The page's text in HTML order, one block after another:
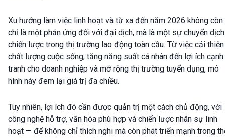
Xu hướng làm việc linh hoạt và từ xa đến năm 2026 không còn
chỉ là một phản ứng đối với đại dịch, mà là một sự chuyển dịch
chiến lược trong thị trường lao động toàn cầu. Từ việc cải thiện
chất lượng cuộc sống, tăng năng suất cá nhân đến lợi ích cạnh
tranh cho doanh nghiệp và mở rộng thị trường tuyển dụng, mô
hình này đem lại giá trị đa chiều.
Tuy nhiên, lợi ích đó cần được quản trị một cách chủ động, với
công nghệ hỗ trợ, văn hóa phù hợp và chiến lược nhân sự linh
hoạt — để không chỉ thích nghi mà còn phát triển mạnh trong